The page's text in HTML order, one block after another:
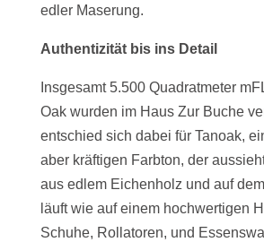
edler Maserung.
Authentizität bis ins Detail
Insgesamt 5.500 Quadratmeter
Oak wurden im Haus Zur Buche
entschied sich dabei für Tanoak,
aber kräftigen Farbton, der
aus edlem Eichenholz und auf
läuft wie auf einem hochwertigen
Schuhe, Rollatoren, und